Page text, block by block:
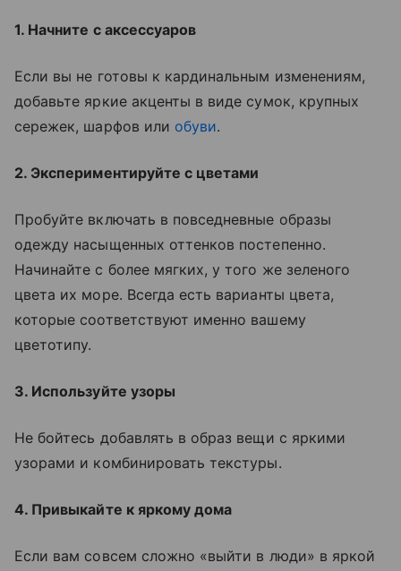
1. Начните с аксессуаров
Если вы не готовы к кардинальным изменениям,
добавьте яркие акценты в виде сумок, крупных
сережек, шарфов или обуви.
2. Экспериментируйте с цветами
Пробуйте включать в повседневные образы
одежду насыщенных оттенков постепенно.
Начинайте с более мягких, у того же зеленого
цвета их море. Всегда есть варианты цвета,
которые соответствуют именно вашему
цветотипу.
3. Используйте узоры
Не бойтесь добавлять в образ вещи с яркими
узорами и комбинировать текстуры.
4. Привыкайте к яркому дома
Если вам совсем сложно «выйти в люди» в яркой